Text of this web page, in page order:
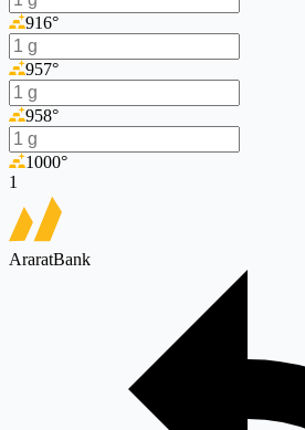
916°
957°
958°
1000°
1
AraratBank